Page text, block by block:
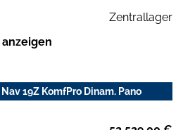
Zentrallager
anzeigen
19Z KomfPro Dinam. Pano